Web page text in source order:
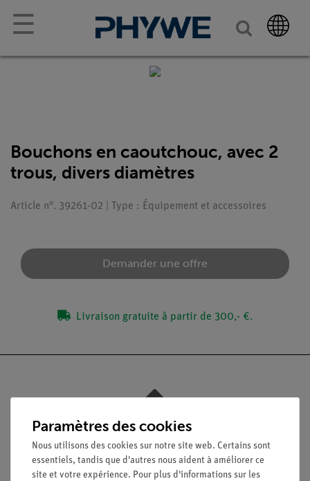
☰
Bouchons en caoutchouc, avec 2
trous, divers diamètres
Article n°. 39261-02 | Type : Équipement et accessoires
Demander une offre
Livraison gratuite à partir de 300,- €.
Nach oben
Légal
Paramètres des cookies
Nous utilisons des cookies sur notre site web. Certains sont
essentiels, tandis que d'autres nous aident à améliorer ce
site et votre expérience. Pour plus d'informations sur les